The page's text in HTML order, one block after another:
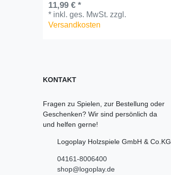
11,99 € *
* inkl. ges. MwSt. zzgl.
Versandkosten
KONTAKT
Fragen zu Spielen, zur Bestellung oder
Geschenken? Wir sind persönlich da
und helfen gerne!
Logoplay Holzspiele GmbH & Co.KG
04161-8006400
shop@logoplay.de